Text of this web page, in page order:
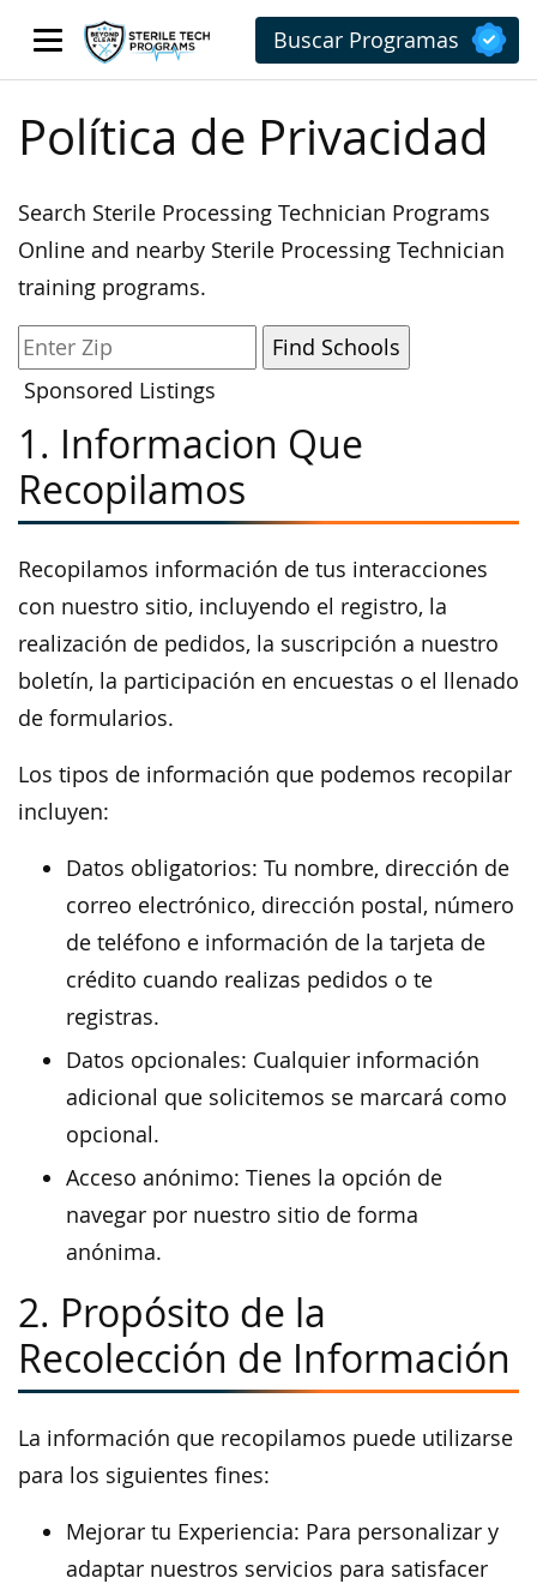
Buscar Programas
Política de Privacidad
Search Sterile Processing Technician Programs
Online and nearby Sterile Processing Technician
training programs.
Sponsored Listings
1. Informacion Que
Recopilamos
Recopilamos información de tus interacciones
con nuestro sitio, incluyendo el registro, la
realización de pedidos, la suscripción a nuestro
boletín, la participación en encuestas o el llenado
de formularios.
Los tipos de información que podemos recopilar
incluyen:
Datos obligatorios: Tu nombre, dirección de
correo electrónico, dirección postal, número
de teléfono e información de la tarjeta de
crédito cuando realizas pedidos o te
registras.
Datos opcionales: Cualquier información
adicional que solicitemos se marcará como
opcional.
Acceso anónimo: Tienes la opción de
navegar por nuestro sitio de forma
anónima.
2. Propósito de la
Recolección de Información
La información que recopilamos puede utilizarse
para los siguientes fines:
Mejorar tu Experiencia: Para personalizar y
adaptar nuestros servicios para satisfacer